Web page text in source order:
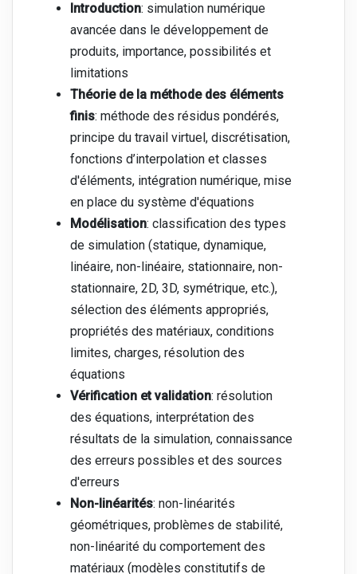
Introduction: simulation numérique
avancée dans le développement de
produits, importance, possibilités et
limitations
Théorie de la méthode des éléments
finis: méthode des résidus pondérés,
principe du travail virtuel, discrétisation,
fonctions d’interpolation et classes
d'éléments, intégration numérique, mise
en place du système d'équations
Modélisation: classification des types
de simulation (statique, dynamique,
linéaire, non-linéaire, stationnaire, non-
stationnaire, 2D, 3D, symétrique, etc.),
sélection des éléments appropriés,
propriétés des matériaux, conditions
limites, charges, résolution des
équations
Vérification et validation: résolution
des équations, interprétation des
résultats de la simulation, connaissance
des erreurs possibles et des sources
d'erreurs
Non-linéarités: non-linéarités
géométriques, problèmes de stabilité,
non-linéarité du comportement des
matériaux (modèles constitutifs de